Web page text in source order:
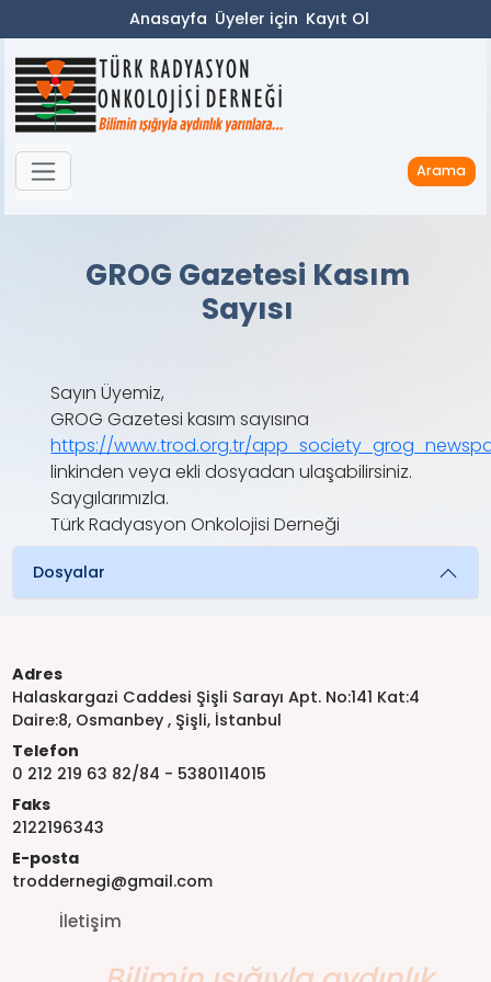
Anasayfa Üyeler için Kayıt Ol
Arama
GROG Gazetesi Kasım
Sayısı
Sayın Üyemiz,
GROG Gazetesi kasım sayısına
https://www.trod.org.tr/
linkinden veya ekli dosyadan ulaşabilirsiniz.
Saygılarımızla.
Türk Radyasyon Onkolojisi Derneği
Dosyalar
Adres
Halaskargazi Caddesi Şişli Sarayı Apt. No:141 Kat:4
Daire:8, Osmanbey , Şişli, İstanbul
Telefon
0 212 219 63 82/84 - 5380114015
Faks
2122196343
E-posta
troddernegi@gmail.com
İletişim